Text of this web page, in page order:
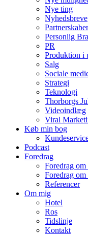
Nye ting
Nyhedsbreve
Partnerskaber
Personlig
PR
Produktion i
Salg
Sociale
Strategi
Teknologi
Thorborgs
Videoindlæg
Viral
Køb min bog
Podcast
Foredrag
Foredrag om
Foredrag om
Referencer
Om mig
Hotel
Ros
Tidslinje
Kontakt